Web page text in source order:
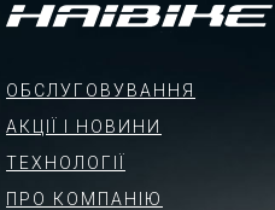
ОБСЛУГОВУВАННЯ
АКЦІЇ І НОВИНИ
ТЕХНОЛОГІЇ
ПРО КОМПАНІЮ